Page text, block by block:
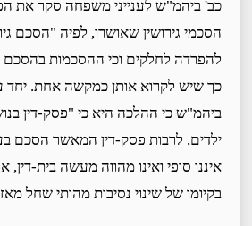
כב' ביהמ"ש לענייני משפחה סקר את
הסכמי גירושין שאושרו, לפיה "הסכם
להפרדה לחלקים וכי ההסכמות בהסכם
כך שיש לקרוא אותן כמקשה אחת. יחד
ביהמ"ש כי ההלכה היא כי "פסק-דין
ילדים, לרבות פסק-דין המאשר הסכם
איננו סופי ואינו מהווה מעשה בית-דין,
בקיומו של שינוי נסיבות מהותי שחל